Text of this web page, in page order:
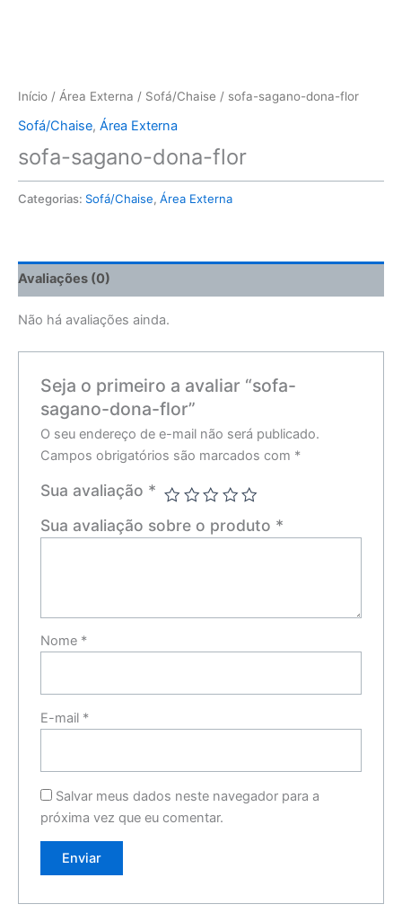
Início / Área Externa / Sofá/Chaise / sofa-sagano-dona-flor
Sofá/Chaise, Área Externa
sofa-sagano-dona-flor
Categorias: Sofá/Chaise, Área Externa
Avaliações (0)
Não há avaliações ainda.
Seja o primeiro a avaliar “sofa-
sagano-dona-flor”
O seu endereço de e-mail não será publicado.
Campos obrigatórios são marcados com *
Sua avaliação *
Sua avaliação sobre o produto *
Nome *
E-mail *
Salvar meus dados neste navegador para a
próxima vez que eu comentar.